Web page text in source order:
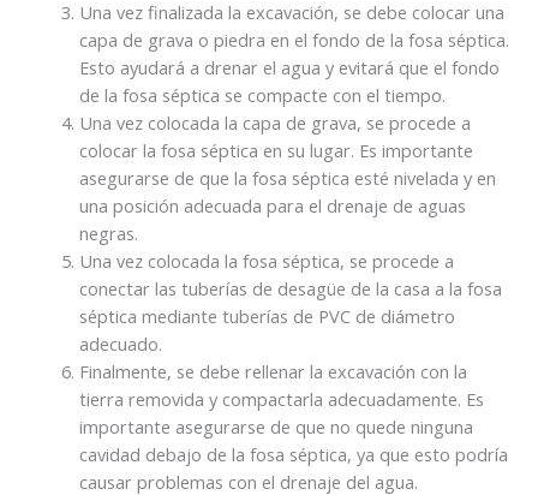
Una vez finalizada la excavación, se debe colocar una
capa de grava o piedra en el fondo de la fosa séptica.
Esto ayudará a drenar el agua y evitará que el fondo
de la fosa séptica se compacte con el tiempo.
Una vez colocada la capa de grava, se procede a
colocar la fosa séptica en su lugar. Es importante
asegurarse de que la fosa séptica esté nivelada y en
una posición adecuada para el drenaje de aguas
negras.
Una vez colocada la fosa séptica, se procede a
conectar las tuberías de desagüe de la casa a la fosa
séptica mediante tuberías de PVC de diámetro
adecuado.
Finalmente, se debe rellenar la excavación con la
tierra removida y compactarla adecuadamente. Es
importante asegurarse de que no quede ninguna
cavidad debajo de la fosa séptica, ya que esto podría
causar problemas con el drenaje del agua.